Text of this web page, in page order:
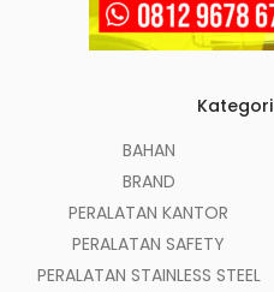
BAHAN
BRAND
PERALATAN KANTOR
PERALATAN SAFETY
PERALATAN STAINLESS STEEL